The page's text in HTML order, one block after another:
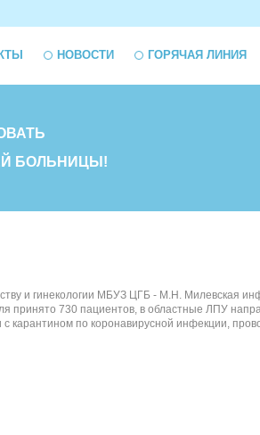
НОВОСТИ ГОРЯЧАЯ ЛИНИЯ
БОЛЬНИЦЫ!
и гинекологии МБУЗ ЦГБ - М.Н. Милевская
принято 730 пациентов, в областные ЛПУ
с карантином по коронавирусной инфекции,